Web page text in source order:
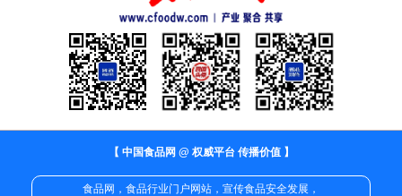
【 中国食品网 @ 权威平台 传播价值 】
食品网，食品行业门户网站，宣传食品安全发展，